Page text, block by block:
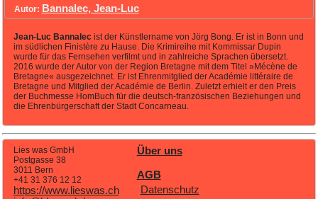
Autor: Bannalec, Jean-Luc
Jean-Luc Bannalecist der Künstlername von Jörg Bong. Er ist in Bonn und
im südlichen Finistère zu Hause. Die Krimireihe mit Kommissar Dupin
wurde für das Fernsehen verfilmt und in zahlreiche Sprachen übersetzt.
2016 wurde der Autor von der Region Bretagne mit dem Titel »Mécène de
Bretagne« ausgezeichnet. Er ist Ehrenmitglied der Académie littéraire de
Bretagne und Mitglied der Académie de Berlin. Zuletzt erhielt er den Preis
der Buchmesse HomBuch für die deutsch-französischen Beziehungen und
die Ehrenbürgerschaft der Stadt Concarneau.
Lies was GmbH
Postgasse 38
3011 Bern
+41 31 376 12 12
https://www.lieswas.ch
Über uns
AGB
Datenschutz